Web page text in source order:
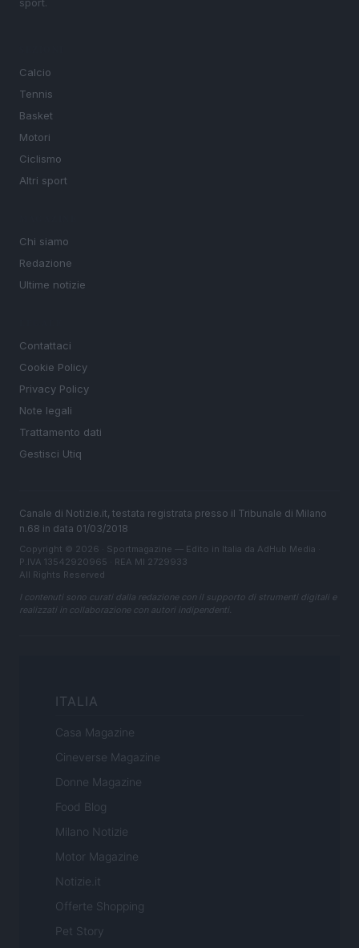
Calcio
Tennis
Basket
Motori
Ciclismo
Altri sport
Chi siamo
Redazione
Ultime notizie
Contattaci
Cookie Policy
Privacy Policy
Note legali
Trattamento dati
Gestisci Utiq
Canale di Notizie.it, testata registrata presso il Tribunale di Milano
n.68 in data 01/03/2018
Copyright © 2026 · Sportmagazine — Edito in Italia da AdHub Media
P.IVA 13542920965 · REA MI 2729933
All Rights Reserved
I contenuti sono curati dalla redazione con il supporto di strumenti digitali e
realizzati in collaborazione con autori indipendenti.
ITALIA
Casa Magazine
Cineverse Magazine
Donne Magazine
Food Blog
Milano Notizie
Motor Magazine
Notizie.it
Offerte Shopping
Pet Story